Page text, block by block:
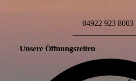
04922 923 8003
Unsere Öffnungszeiten